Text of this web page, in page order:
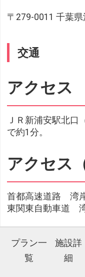
〒279-0011 千葉
交通
アクセス
ＪＲ新浦安駅北口
で約1分。
アクセス
首都高速道路 湾
東関東自動車道
プラン一
覧
施設詳
細